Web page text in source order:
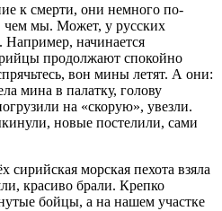
к смерти, они немного по-
чем мы. Может, у русских
Например, начинается
продолжают спокойно
вон мины летят. А они:
мина в палатку, голову
на «скорую», увезли.
новые постелили, сами
сирийская морская пехота взяла
красиво брали. Крепко
бойцы, а на нашем участке